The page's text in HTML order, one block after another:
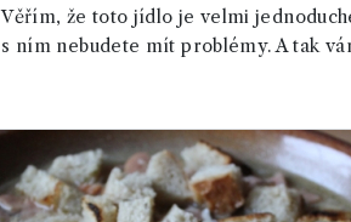
Věřím, že toto jídlo je velmi
s ním nebudete mít problémy. A tak